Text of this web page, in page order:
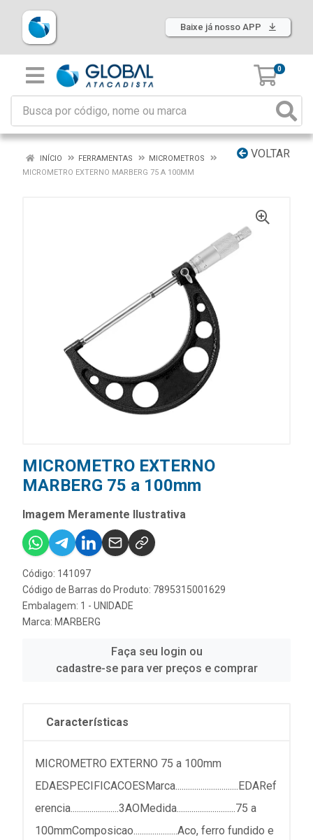
Baixe já nosso APP
0
VOLTAR
INÍCIO FERRAMENTAS
MICROMETROS
MICROMETRO EXTERNO MARBERG 75 A 100MM
MICROMETRO EXTERNO
MARBERG 75 a 100mm
Imagem Meramente Ilustrativa
Código: 141097
Código de Barras do Produto: 7895315001629
Embalagem: 1 - UNIDADE
Marca: MARBERG
Faça seu login ou
cadastre-se para ver preços e comprar
Características
MICROMETRO EXTERNO 75 a 100mm
EDAESPECIFICACOESMarca..............................EDARef
erencia.......................3AOMedida............................75 a
100mmComposicao.....................Aco, ferro fundido e